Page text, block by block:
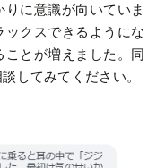
に意識が向いていま
ックスできるようにな
ことが増えました。同
してみてください。